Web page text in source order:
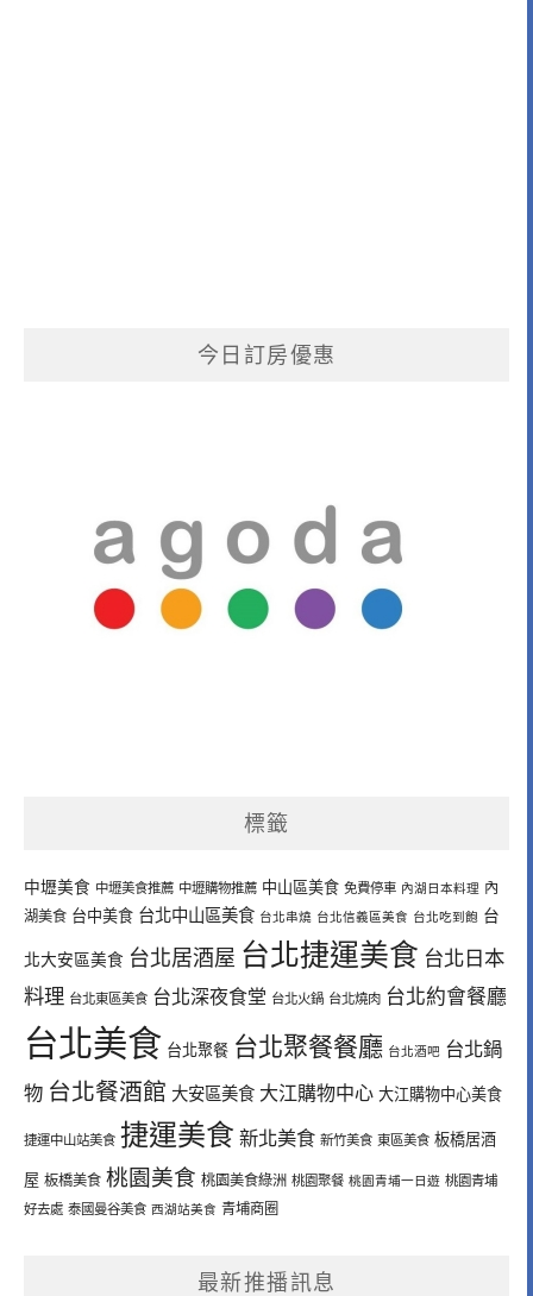
今日訂房優惠
標籤
中壢美食 中壢美食推薦 中壢購物推薦 中山區美食 免費停車 內湖日本料理 內
湖美食 台中美食 台北中山區美食 台北串燒 台北信義區美食 台北吃到飽 台
北大安區美食 台北居酒屋 台北捷運美食 台北日本
料理 台北東區美食 台北深夜食堂 台北火鍋 台北燒肉 台北約會餐廳
台北美食 台北聚餐 台北聚餐餐廳 台北酒吧 台北鍋
物 台北餐酒館 大安區美食 大江購物中心 大江購物中心美食
捷運中山站美食 捷運美食 新北美食 新竹美食 東區美食 板橋居酒
屋 板橋美食 桃園美食 桃園美食綠洲 桃園聚餐 桃園青埔一日遊 桃園青埔
好去處 泰國曼谷美食 西湖站美食 青埔商圈
最新推播訊息